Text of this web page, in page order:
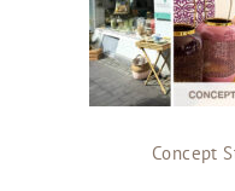
Concept